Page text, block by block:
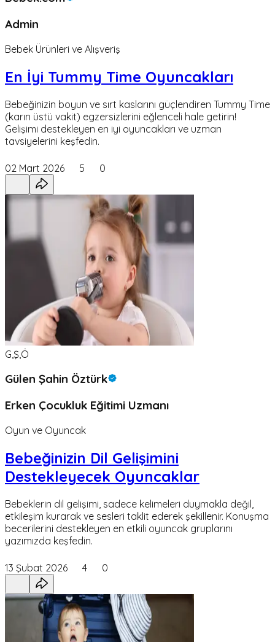
Admin
Bebek Ürünleri ve Alışveriş
En İyi Tummy Time Oyuncakları
Bebeğinizin boyun ve sırt kaslarını güçlendiren Tummy Time
(karın üstü vakit) egzersizlerini eğlenceli hale getirin!
Gelişimi destekleyen en iyi oyuncakları ve uzman
tavsiyelerini keşfedin.
02 Mart 2026 5 0
G,Ş,Ö
Gülen Şahin Öztürk
Erken Çocukluk Eğitimi Uzmanı
Oyun ve Oyuncak
Bebeğinizin Dil Gelişimini
Destekleyecek Oyuncaklar
Bebeklerin dil gelişimi, sadece kelimeleri duymakla değil,
etkileşim kurarak ve sesleri taklit ederek şekillenir. Konuşma
becerilerini destekleyen en etkili oyuncak gruplarını
yazımızda keşfedin.
13 Şubat 2026 4 0